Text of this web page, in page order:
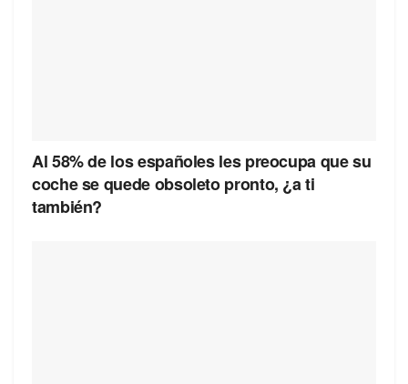
Al 58% de los españoles les preocupa que su
coche se quede obsoleto pronto, ¿a ti
también?